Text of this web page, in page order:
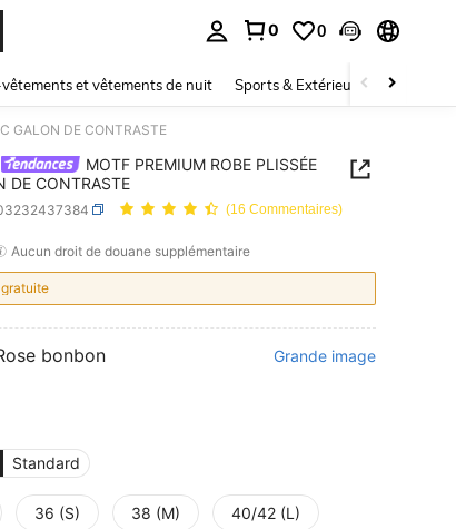
0 0
et vêtements de nuit Sports & Extérieur Enfants
GALON DE CONTRASTE
MOTF PREMIUM ROBE PLISSÉE
DE CONTRASTE
(16 Commentaires)
AND AVAILABILITY
Aucun droit de douane supplémentaire
bonbon Grande image
Standard
36 (S) 38 (M) 40/42 (L)